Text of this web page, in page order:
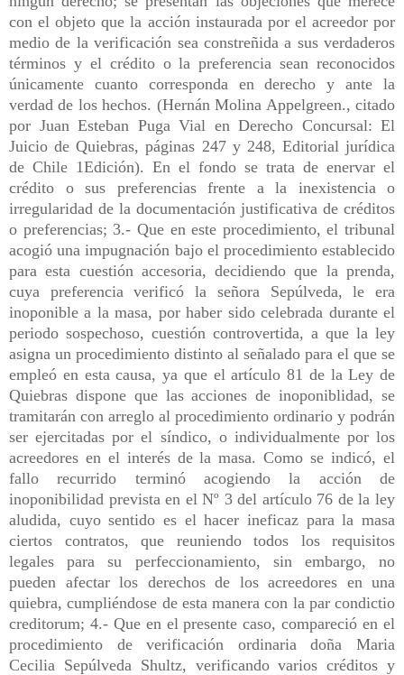
con el objeto que la acción instaurada por el acreedor por
medio de la verificación sea constreñida a sus verdaderos
términos y el crédito o la preferencia sean reconocidos
únicamente cuanto corresponda en derecho y ante la
verdad de los hechos. (Hernán Molina Appelgreen., citado
por Juan Esteban Puga Vial en Derecho Concursal: El
Juicio de Quiebras, páginas 247 y 248, Editorial jurídica
de Chile 1Edición). En el fondo se trata de enervar el
crédito o sus preferencias frente a la inexistencia o
irregularidad de la documentación justificativa de créditos
o preferencias; 3.- Que en este procedimiento, el tribunal
acogió una impugnación bajo el procedimiento establecido
para esta cuestión accesoria, decidiendo que la prenda,
cuya preferencia verificó la señora Sepúlveda, le era
inoponible a la masa, por haber sido celebrada durante el
periodo sospechoso, cuestión controvertida, a que la ley
asigna un procedimiento distinto al señalado para el que se
empleó en esta causa, ya que el artículo 81 de la Ley de
Quiebras dispone que las acciones de inoponiblidad, se
tramitarán con arreglo al procedimiento ordinario y podrán
ser ejercitadas por el síndico, o individualmente por los
acreedores en el interés de la masa. Como se indicó, el
fallo recurrido terminó acogiendo la acción de
inoponibilidad prevista en el Nº 3 del artículo 76 de la ley
aludida, cuyo sentido es el hacer ineficaz para la masa
ciertos contratos, que reuniendo todos los requisitos
legales para su perfeccionamiento, sin embargo, no
pueden afectar los derechos de los acreedores en una
quiebra, cumpliéndose de esta manera con la par condictio
creditorum; 4.- Que en el presente caso, compareció en el
procedimiento de verificación ordinaria doña Maria
Cecilia Sepúlveda Shultz, verificando varios créditos y